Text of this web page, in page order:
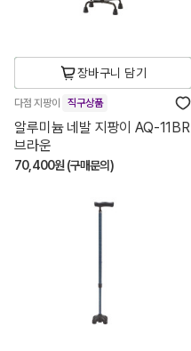
장바구니 담기
다점 지팡이 직구상품
알루미늄 네발 지팡이 AQ-11BR
브라운
70,400원 (구매문의)